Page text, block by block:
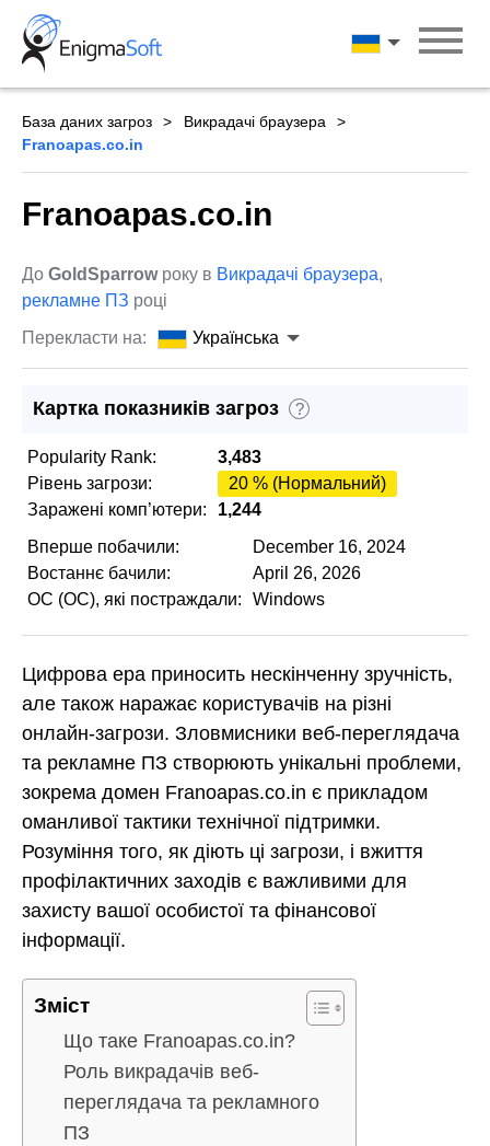
Skip
content
Українська
База даних загроз
Викрадачі браузера
Franoapas.co.in
Franoapas.co.in
До GoldSparrowроку в Викрадачі браузера,
рекламне ПЗ році
Перекласти на:
Українська
Картка показників загроз ?
Popularity Rank:
3,483
Рівень загрози:
20 % (Нормальний)
Заражені комп’ютери:
1,244
Вперше побачили:
December 16, 2024
Востаннє бачили:
April 26, 2026
ОС (ОС), які постраждали:
Windows
Цифрова ера приносить нескінченну зручність,
але також наражає користувачів на різні
онлайн-загрози. Зловмисники веб-переглядача
та рекламне ПЗ створюють унікальні проблеми,
зокрема домен Franoapas.co.in є прикладом
оманливої тактики технічної підтримки.
Розуміння того, як діють ці загрози, і вжиття
профілактичних заходів є важливими для
захисту вашої особистої та фінансової
інформації.
Зміст
Що таке Franoapas.co.in?
Роль викрадачів веб-
переглядача та рекламного
ПЗ